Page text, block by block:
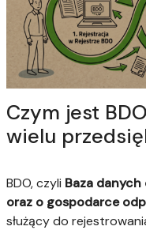
Czym jest
wielu
BDO, czyli Baza
oraz o gospodarce
służący do